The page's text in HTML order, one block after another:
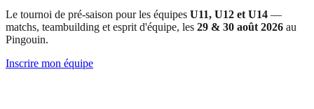
Le tournoi de pré-saison pour les équipes U11, U12 et U14 —
matchs, teambuilding et esprit d'équipe, les 29 & 30 août 2026 au
Pingouin.
Inscrire mon équipe